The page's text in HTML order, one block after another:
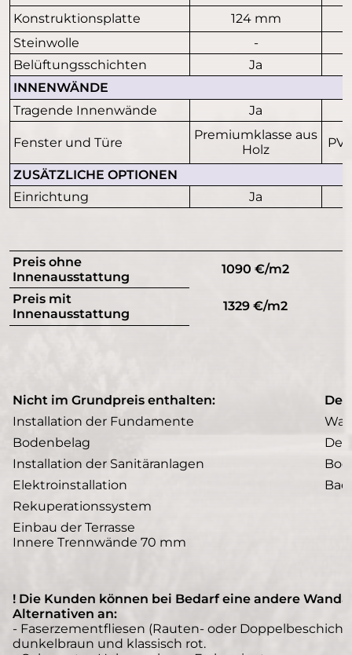
Konstruktionsplatte
124 mm
Steinwolle
-
Belüftungsschichten
Ja
INNENWÄNDE
Tragende Innenwände
Ja
Fenster und Türe
Premiumklasse aus
Holz
ZUSÄTZLICHE OPTIONEN
Einrichtung
Ja
Preis ohne
Innenausstattung
1090 €/m2
Preis mit
Innenausstattung
1329 €/m2
Nicht im Grundpreis enthalten:
Der
Installation der Fundamente
Bodenbelag
Installation der Sanitäranlagen
Elektroinstallation
Rekuperationssystem
Einbau der Terrasse
Innere Trennwände 70 mm
! Die Kunden können bei Bedarf eine andere
Alternativen an:
- Faserzementfliesen (Rauten- oder
dunkelbraun und klassisch rot.